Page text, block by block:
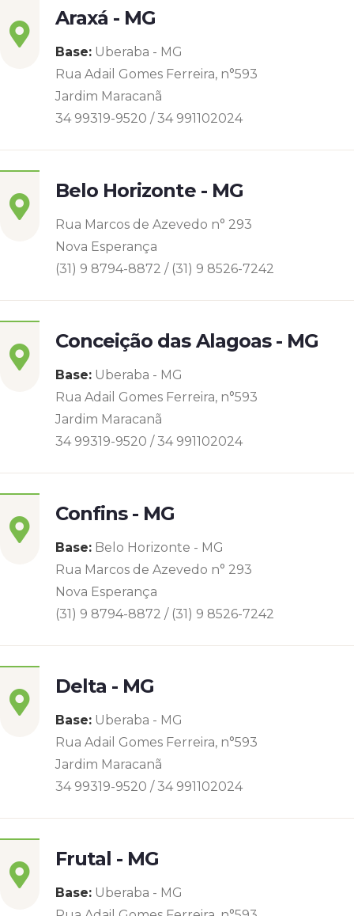
Araxá - MG
Base: Uberaba - MG
Rua Adail Gomes Ferreira, n°593
Jardim Maracanã
34 99319-9520 / 34 991102024
Belo Horizonte - MG
Rua Marcos de Azevedo n° 293
Nova Esperança
(31) 9 8794-8872 / (31) 9 8526-7242
Conceição das Alagoas - MG
Base: Uberaba - MG
Rua Adail Gomes Ferreira, n°593
Jardim Maracanã
34 99319-9520 / 34 991102024
Confins - MG
Base: Belo Horizonte - MG
Rua Marcos de Azevedo n° 293
Nova Esperança
(31) 9 8794-8872 / (31) 9 8526-7242
Delta - MG
Base: Uberaba - MG
Rua Adail Gomes Ferreira, n°593
Jardim Maracanã
34 99319-9520 / 34 991102024
Frutal - MG
Base: Uberaba - MG